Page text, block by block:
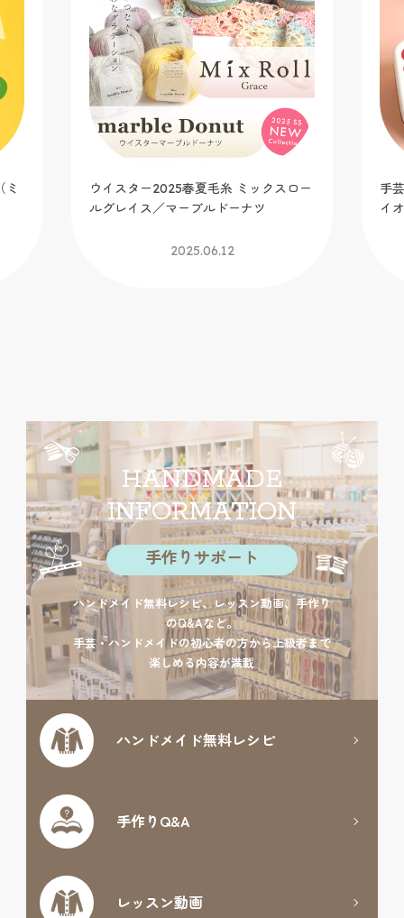
ミ
ウイスター2025春夏毛糸 ミックスロー
ルグレイス／マーブルドーナツ
2025.06.12
手
イ
HANDMADE
INFORMATION
手作りサポート
ハンドメイド無料レシピ、レッスン動画、手作り
のQ&Aなど。
手芸・ハンドメイドの初心者の方から上級者まで
楽しめる内容が満載
ハンドメイド無料レシピ
手作りQ&A
レッスン動画